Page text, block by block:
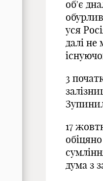
об'є
уся
далі не
3
17
дума з